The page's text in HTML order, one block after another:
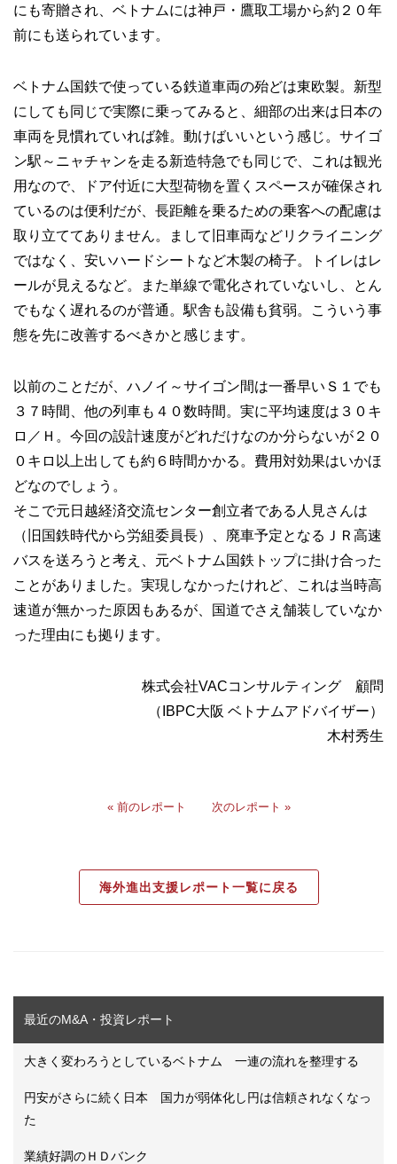
にも寄贈され、ベトナムには神戸・鷹取工場から約２０年
前にも送られています。
ベトナム国鉄で使っている鉄道車両の殆どは東欧製。新型
にしても同じで実際に乗ってみると、細部の出来は日本の
車両を見慣れていれば雑。動けばいいという感じ。サイゴ
ン駅～ニャチャンを走る新造特急でも同じで、これは観光
用なので、ドア付近に大型荷物を置くスペースが確保され
ているのは便利だが、長距離を乗るための乗客への配慮は
取り立ててありません。まして旧車両などリクライニング
ではなく、安いハードシートなど木製の椅子。トイレはレ
ールが見えるなど。また単線で電化されていないし、とん
でもなく遅れるのが普通。駅舎も設備も貧弱。こういう事
態を先に改善するべきかと感じます。
以前のことだが、ハノイ～サイゴン間は一番早いＳ１でも
３７時間、他の列車も４０数時間。実に平均速度は３０キ
ロ／Ｈ。今回の設計速度がどれだけなのか分らないが２０
０キロ以上出しても約６時間かかる。費用対効果はいかほ
どなのでしょう。
そこで元日越経済交流センター創立者である人見さんは
（旧国鉄時代から労組委員長）、廃車予定となるＪＲ高速
バスを送ろうと考え、元ベトナム国鉄トップに掛け合った
ことがありました。実現しなかったけれど、これは当時高
速道が無かった原因もあるが、国道でさえ舗装していなか
った理由にも拠ります。
株式会社VACコンサルティング 顧問
（IBPC大阪 ベトナムアドバイザー）
木村秀生
« 前のレポート 次のレポート »
海外進出支援レポート一覧に戻る
最近のM&A・投資レポート
大きく変わろうとしているベトナム 一連の流れを整理する
円安がさらに続く日本 国力が弱体化し円は信頼されなくなっ
た
業績好調のＨＤバンク